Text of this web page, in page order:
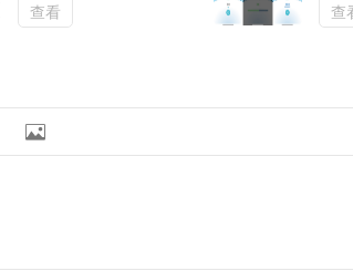
查看 查
